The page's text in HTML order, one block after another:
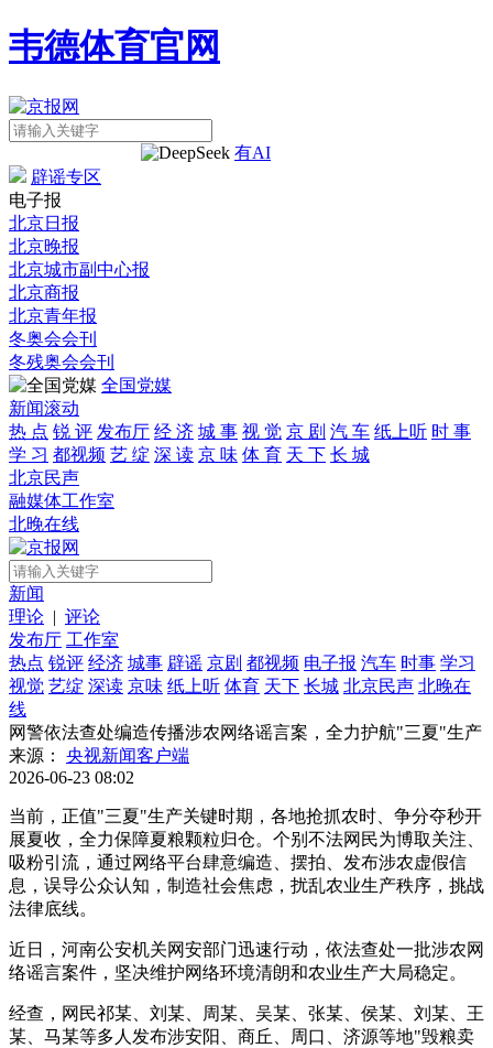
韦德体育官网
有AI
辟谣专区
电子报
北京日报
北京晚报
北京城市副中心报
北京商报
北京青年报
冬奥会会刊
冬残奥会会刊
全国党媒
新闻滚动
热 点 锐 评 发布厅 经 济 城 事 视 觉 京 剧 汽 车 纸上听 时 事
学 习 都视频 艺 绽 深 读 京 味 体 育 天 下 长 城
北京民声
融媒体工作室
北晚在线
新闻
理论 | 评论
发布厅 工作室
热点 锐评 经济 城事 辟谣 京剧 都视频 电子报 汽车 时事 学习
视觉 艺绽 深读 京味 纸上听 体育 天下 长城 北京民声 北晚在
线
网警依法查处编造传播涉农网络谣言案，全力护航"三夏"生产
来源： 央视新闻客户端
2026-06-23 08:02
当前，正值"三夏"生产关键时期，各地抢抓农时、争分夺秒开
展夏收，全力保障夏粮颗粒归仓。个别不法网民为博取关注、
吸粉引流，通过网络平台肆意编造、摆拍、发布涉农虚假信
息，误导公众认知，制造社会焦虑，扰乱农业生产秩序，挑战
法律底线。
近日，河南公安机关网安部门迅速行动，依法查处一批涉农网
络谣言案件，坚决维护网络环境清朗和农业生产大局稳定。
经查，网民祁某、刘某、周某、吴某、张某、侯某、刘某、王
某、马某等多人发布涉安阳、商丘、周口、济源等地"毁粮卖